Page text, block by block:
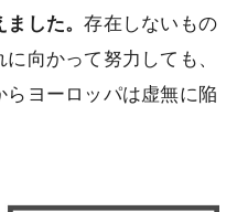
ました。存在しないもの
向かって努力しても、
ヨーロッパは虚無に陥